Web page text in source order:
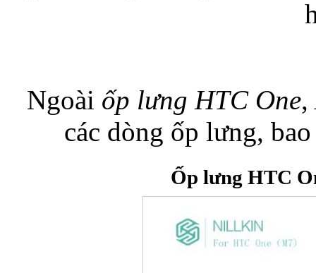
Túi đựng
Bao da Samsung
Bao da Samsung
Ngoài ốp lưng HTC One,
các dòng ốp lưng,
Ốp lưng HTC